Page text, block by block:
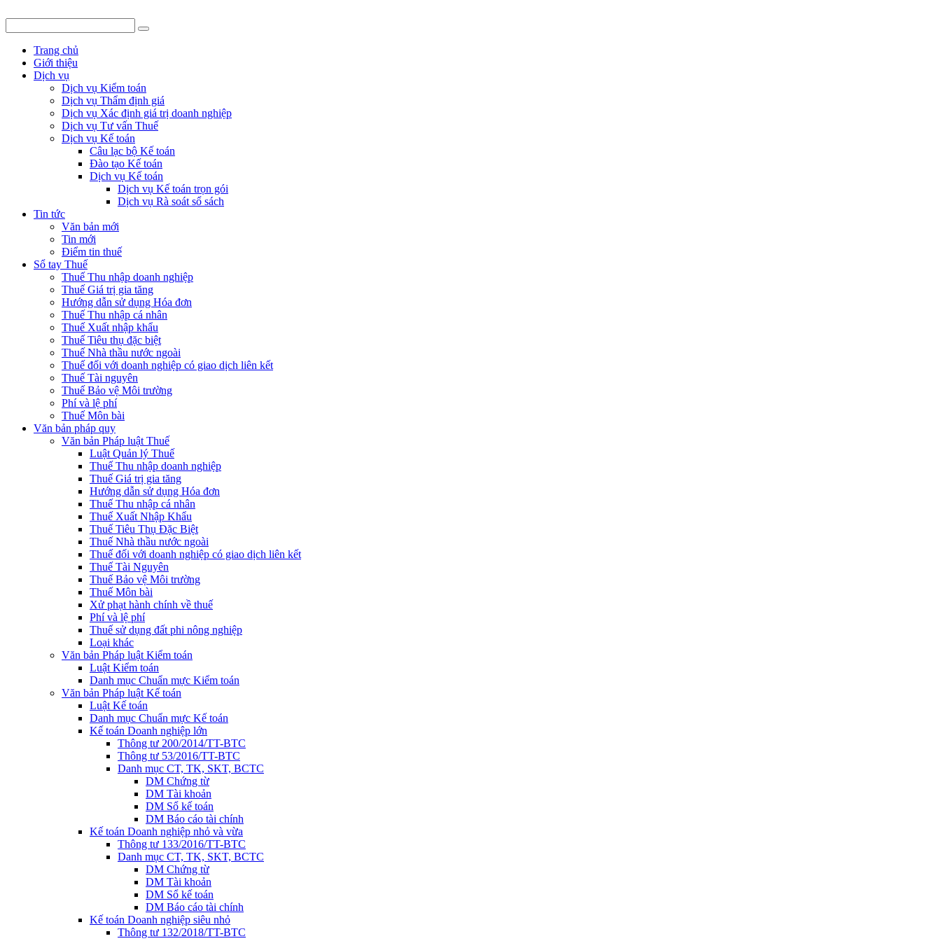
Trang chủ
Giới thiệu
Dịch vụ
Dịch vụ Kiểm toán
Dịch vụ Thẩm định giá
Dịch vụ Xác định giá trị doanh nghiệp
Dịch vụ Tư vấn Thuế
Dịch vụ Kế toán
Câu lạc bộ Kế toán
Đào tạo Kế toán
Dịch vụ Kế toán
Dịch vụ Kế toán trọn gói
Dịch vụ Rà soát sổ sách
Tin tức
Văn bản mới
Tin mới
Điểm tin thuế
Sổ tay Thuế
Thuế Thu nhập doanh nghiệp
Thuế Giá trị gia tăng
Hướng dẫn sử dụng Hóa đơn
Thuế Thu nhập cá nhân
Thuế Xuất nhập khẩu
Thuế Tiêu thụ đặc biệt
Thuế Nhà thầu nước ngoài
Thuế đối với doanh nghiệp có giao dịch liên kết
Thuế Tài nguyên
Thuế Bảo vệ Môi trường
Phí và lệ phí
Thuế Môn bài
Văn bản pháp quy
Văn bản Pháp luật Thuế
Luật Quản lý Thuế
Thuế Thu nhập doanh nghiệp
Thuế Giá trị gia tăng
Hướng dẫn sử dụng Hóa đơn
Thuế Thu nhập cá nhân
Thuế Xuất Nhập Khẩu
Thuế Tiêu Thụ Đặc Biệt
Thuế Nhà thầu nước ngoài
Thuế đối với doanh nghiệp có giao dịch liên kết
Thuế Tài Nguyên
Thuế Bảo vệ Môi trường
Thuế Môn bài
Xử phạt hành chính về thuế
Phí và lệ phí
Thuế sử dụng đất phi nông nghiệp
Loại khác
Văn bản Pháp luật Kiểm toán
Luật Kiểm toán
Danh mục Chuẩn mực Kiểm toán
Văn bản Pháp luật Kế toán
Luật Kế toán
Danh mục Chuẩn mực Kế toán
Kế toán Doanh nghiệp lớn
Thông tư 200/2014/TT-BTC
Thông tư 53/2016/TT-BTC
Danh mục CT, TK, SKT, BCTC
DM Chứng từ
DM Tài khoản
DM Sổ kế toán
DM Báo cáo tài chính
Kế toán Doanh nghiệp nhỏ và vừa
Thông tư 133/2016/TT-BTC
Danh mục CT, TK, SKT, BCTC
DM Chứng từ
DM Tài khoản
DM Sổ kế toán
DM Báo cáo tài chính
Kế toán Doanh nghiệp siêu nhỏ
Thông tư 132/2018/TT-BTC